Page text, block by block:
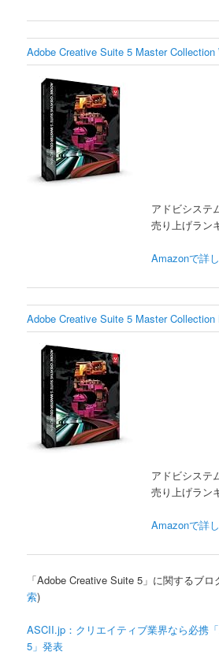
Adobe Creative Suite 5 Master Collection
アドビシステ
売り上げラン
Amazonで詳
Adobe Creative Suite 5 Master Collection
アドビシステ
売り上げラン
Amazonで詳
「Adobe Creative Suite 5」に関するブロ
索)
ASCII.jp：クリエイティブ業界なら必携
5」発表